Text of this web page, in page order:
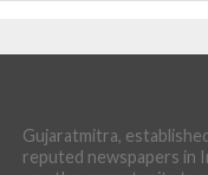
Gujaratmitra,
reputed newspapers in